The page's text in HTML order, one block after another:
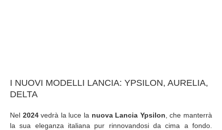
I NUOVI MODELLI LANCIA: YPSILON, AURELIA,
DELTA
Nel 2024vedrà la luce la nuova Lancia Ypsilon , che manterrà
la sua eleganza italiana pur rinnovandosi da cima a fondo.